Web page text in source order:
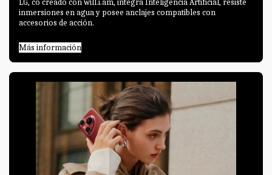
LG, co creado con will.i.am, integra Inteligencia Artificial, resiste
inmersiones en agua y posee anclajes compatibles con
accesorios de acción.
Más información